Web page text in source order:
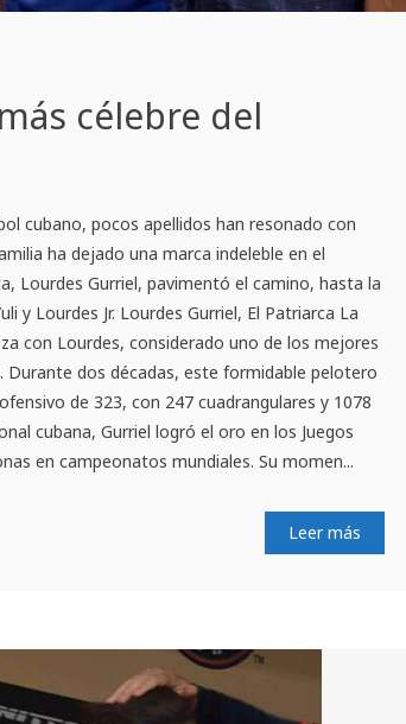
célebre del
cubano, pocos apellidos han resonado con
ha dejado una marca indeleble en el
Lourdes Gurriel, pavimentó el camino, hasta la
y Lourdes Jr. Lourdes Gurriel, El Patriarca La
con Lourdes, considerado uno de los mejores
Durante dos décadas, este formidable pelotero
de 323, con 247 cuadrangulares y 1078
cubana, Gurriel logró el oro en los Juegos
en campeonatos mundiales. Su momen...
Leer más